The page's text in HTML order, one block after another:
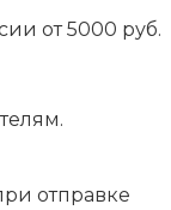
от 5000 руб.
отправке